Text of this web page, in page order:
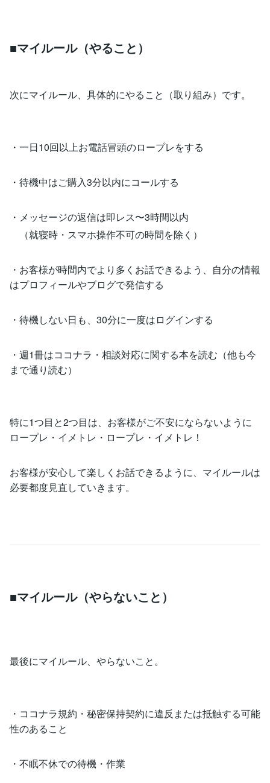
■マイルール（やること）
次にマイルール、具体的にやること（取り組み）です。
・一日10回以上お電話冒頭のロープレをする
・待機中はご購入3分以内にコールする
・メッセージの返信は即レス〜3時間以内
（就寝時・スマホ操作不可の時間を除く）
・お客様が時間内でより多くお話できるよう、自分の情報
はプロフィールやブログで発信する
・待機しない日も、30分に一度はログインする
・週1冊はココナラ・相談対応に関する本を読む（他も今
まで通り読む）
特に1つ目と2つ目は、お客様がご不安にならないように
ロープレ・イメトレ・ロープレ・イメトレ！
お客様が安心して楽しくお話できるように、マイルールは
必要都度見直していきます。
■マイルール（やらないこと）
最後にマイルール、やらないこと。
・ココナラ規約・秘密保持契約に違反または抵触する可能
性のあること
・不眠不休での待機・作業